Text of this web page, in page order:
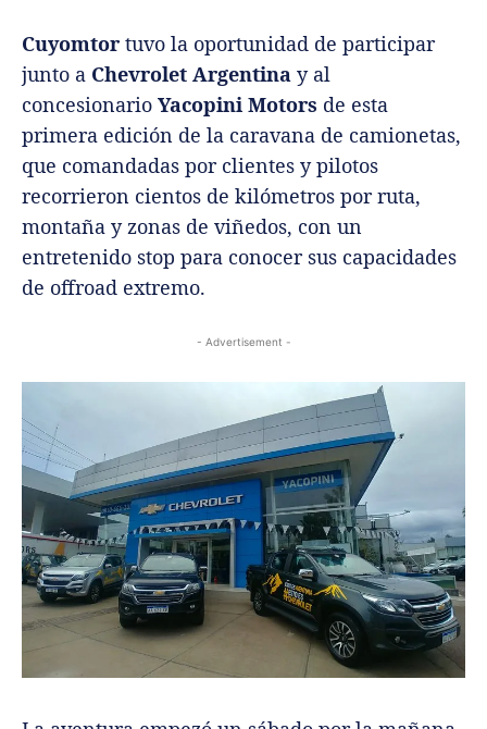
Cuyomtor tuvo la oportunidad de participar
junto a Chevrolet Argentina y al
concesionario Yacopini Motors de esta
primera edición de la caravana de camionetas,
que comandadas por clientes y pilotos
recorrieron cientos de kilómetros por ruta,
montaña y zonas de viñedos, con un
entretenido stop para conocer sus capacidades
de offroad extremo.
- Advertisement -